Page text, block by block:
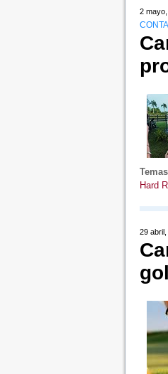
2
Hard
29 abril,